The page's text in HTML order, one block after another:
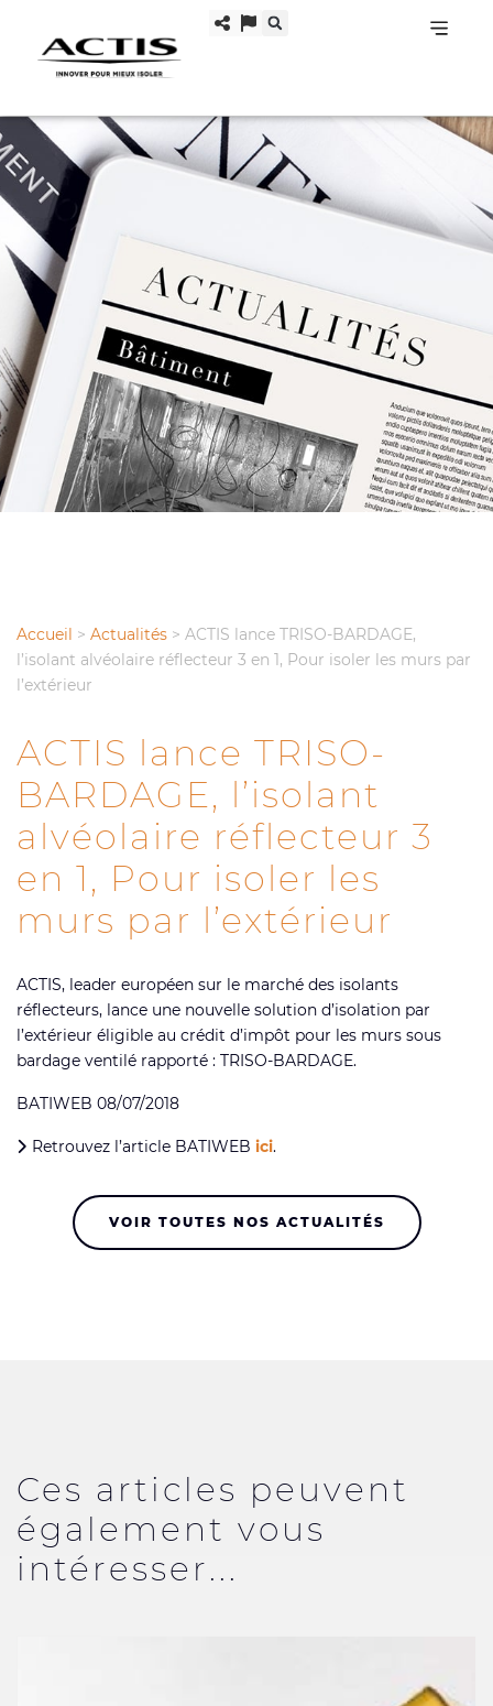
Accueil > Actualités > ACTIS lance TRISO-BARDAGE,
l’isolant alvéolaire réflecteur 3 en 1, Pour isoler les murs par
l’extérieur
ACTIS lance TRISO-
BARDAGE, l’isolant
alvéolaire réflecteur 3
en 1, Pour isoler les
murs par l’extérieur
ACTIS, leader européen sur le marché des isolants
réflecteurs, lance une nouvelle solution d’isolation par
l’extérieur éligible au crédit d’impôt pour les murs sous
bardage ventilé rapporté : TRISO-BARDAGE.
BATIWEB 08/07/2018
Retrouvez l’article BATIWEB ici.
VOIR TOUTES NOS ACTUALITÉS
Ces articles peuvent
également vous
intéresser...